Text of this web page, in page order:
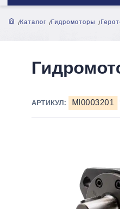
Каталог Гидромоторы
АРТИКУЛ: MI0003201